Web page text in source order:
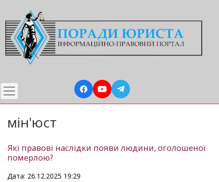
до
основного
вмісту
мін'юст
Які правові наслідки появи людини, оголошеної
померлою?
Дата: 26.12.2025 19:29